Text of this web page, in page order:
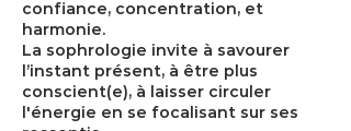
confiance, concentration, et
harmonie.
La sophrologie invite à savourer
l’instant présent, à être plus
conscient(e), à laisser circuler
l'énergie en se focalisant sur ses